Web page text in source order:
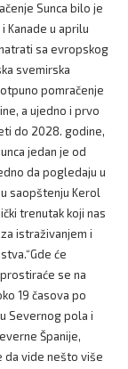
Sunca bilo je
Kanade u aprilu
sa evropskog
svemirska
pomračenje
a ujedno i prvo
do 2028. godine,
jedan je od
da pogledaju u
saopštenju Kerol
trenutak koji nas
istraživanjem i
će
se na
19 časova po
Severnog pola i
Španije,
da vide nešto više